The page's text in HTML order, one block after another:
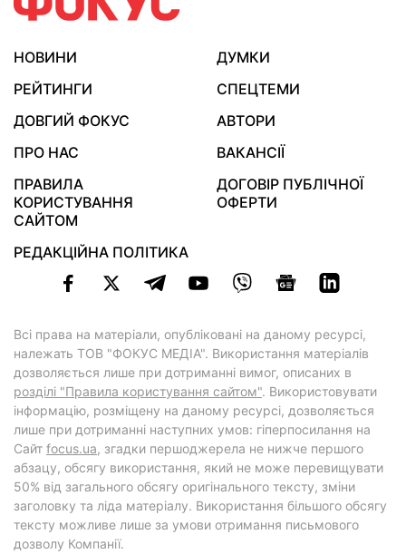
НОВИНИ
ДУМКИ
РЕЙТИНГИ
СПЕЦТЕМИ
ДОВГИЙ ФОКУС
АВТОРИ
ПРО НАС
ВАКАНСІЇ
ПРАВИЛА
КОРИСТУВАННЯ
САЙТОМ
ДОГОВІР ПУБЛІЧНОЇ
ОФЕРТИ
РЕДАКЦІЙНА ПОЛІТИКА
Всі права на матеріали, опубліковані на даному ресурсі,
належать ТОВ "ФОКУС МЕДІА". Використання матеріалів
дозволяється лише при дотриманні вимог, описаних в
розділі "Правила користування сайтом". Використовувати
інформацію, розміщену на даному ресурсі, дозволяється
лише при дотриманні наступних умов: гіперпосилання на
Cайт focus.ua, згадки першоджерела не нижче першого
абзацу, обсягу використання, який не може перевищувати
50% від загального обсягу оригінального тексту, зміни
заголовку та ліда матеріалу. Використання більшого обсягу
тексту можливе лише за умови отримання письмового
дозволу Компанії.